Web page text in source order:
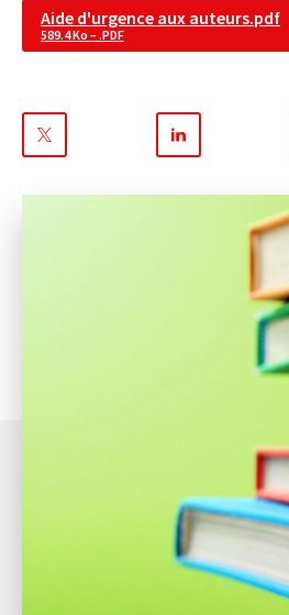
Aide d'urgence aux auteurs.pdf
589.4 Ko – .PDF
sur
sur